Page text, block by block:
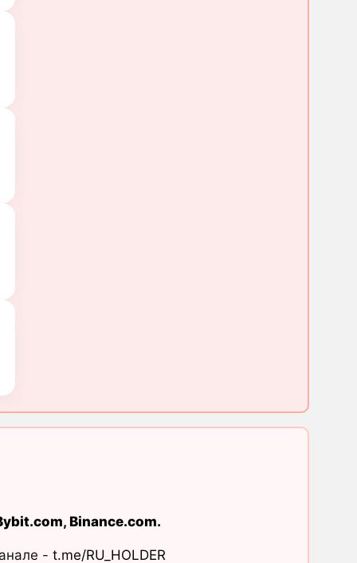
, Binance.com.
- t.me/RU_HOLDER